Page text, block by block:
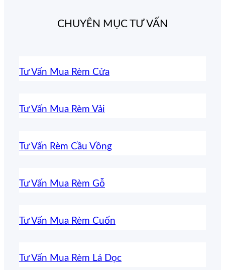
CHUYÊN MỤC TƯ VẤN
Tư Vấn Mua Rèm Cửa
Tư Vấn Mua Rèm Vải
Tư Vấn Rèm Cầu Vồng
Tư Vấn Mua Rèm Gỗ
Tư Vấn Mua Rèm Cuốn
Tư Vấn Mua Rèm Lá Dọc